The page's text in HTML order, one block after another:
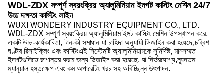
WDL-ZDX সম্পূর্ণ স্বয়ংক্রিয় অ্যালুমিনিয়াম ইনগট কাস্টিং মেশিন 24/7
উচ্চ দক্ষতা কাস্টিং লাইন
WUXI WONDERY INDUSTRY EQUIPMENT CO., LTD.
WDL-ZDX সম্পূর্ণ স্বয়ংক্রিয় অ্যালুমিনিয়াম ইঙ্গট কাস্টিং মেশিন উপস্থাপন করে,
একটি উচ্চ-কার্যকারিতা, টান-কী সমাধান যা চাহিদা অনুযায়ী ডিজাইন করা হয়েছে,চব্বিশ
ঘণ্টার রিসাইক্লিং এবং কাস্টিংএই সিস্টেমটি অ্যালুমিনিয়ামকে সুনির্দিষ্ট, মানসম্মত
ইলগটগুলিতে রূপান্তর করার জন্য ডিজাইন করা হয়েছে, যা নির্ভরযোগ্য,ন্যূনতম
ম্যানুয়াল হস্তক্ষেপ এবং কম অপারেটিং খরচ সহ অবিচ্ছিন্ন উৎপাদন.